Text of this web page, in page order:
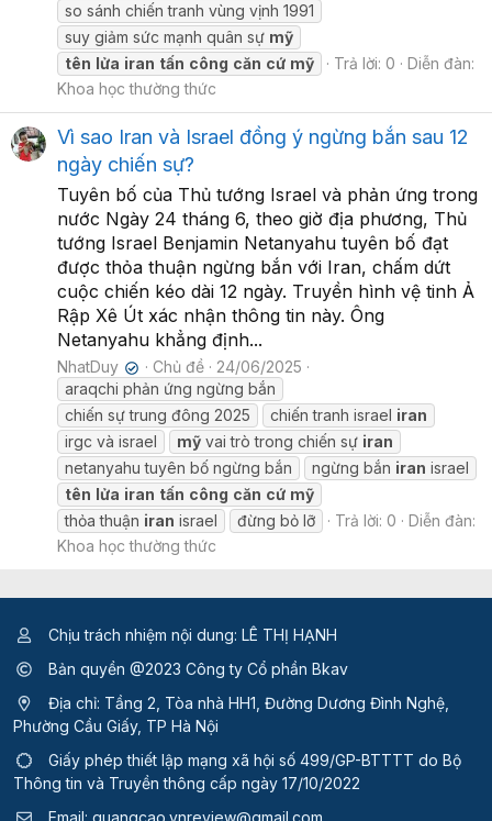
so sánh chiến tranh vùng vịnh 1991
suy giảm sức mạnh quân sự mỹ
tên lửa iran tấn công căn cứ mỹ Trả lời: 0
Diễn đàn:
Khoa học thường thức
Vì sao Iran và Israel đồng ý ngừng bắn sau 12
ngày chiến sự?
Tuyên bố của Thủ tướng Israel và phản ứng trong
nước Ngày 24 tháng 6, theo giờ địa phương, Thủ
tướng Israel Benjamin Netanyahu tuyên bố đạt
được thỏa thuận ngừng bắn với Iran, chấm dứt
cuộc chiến kéo dài 12 ngày. Truyền hình vệ tinh Ả
Rập Xê Út xác nhận thông tin này. Ông
Netanyahu khẳng định...
NhatDuy ✔ Chủ đề
24/06/2025
araqchi phản ứng ngừng bắn
chiến sự trung đông 2025
chiến tranh israel iran
irgc và israel
mỹ vai trò trong chiến sự iran
netanyahu tuyên bố ngừng bắn
ngừng bắn iran israel
tên lửa iran tấn công căn cứ mỹ
thỏa thuận iran israel đừng bỏ lỡ Trả lời: 0
Diễn đàn:
Khoa học thường thức
Chịu trách nhiệm nội dung: LÊ THỊ HẠNH
Bản quyền @2023 Công ty Cổ phần Bkav
Địa chỉ: Tầng 2, Tòa nhà HH1, Đường Dương Đình Nghệ,
Phường Cầu Giấy, TP Hà Nội
Giấy phép thiết lập mạng xã hội số 499/GP-BTTTT do Bộ
Thông tin và Truyền thông cấp ngày 17/10/2022